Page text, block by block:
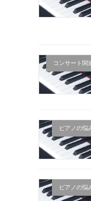
コンサート関
ピアノの悩
ピアノの悩